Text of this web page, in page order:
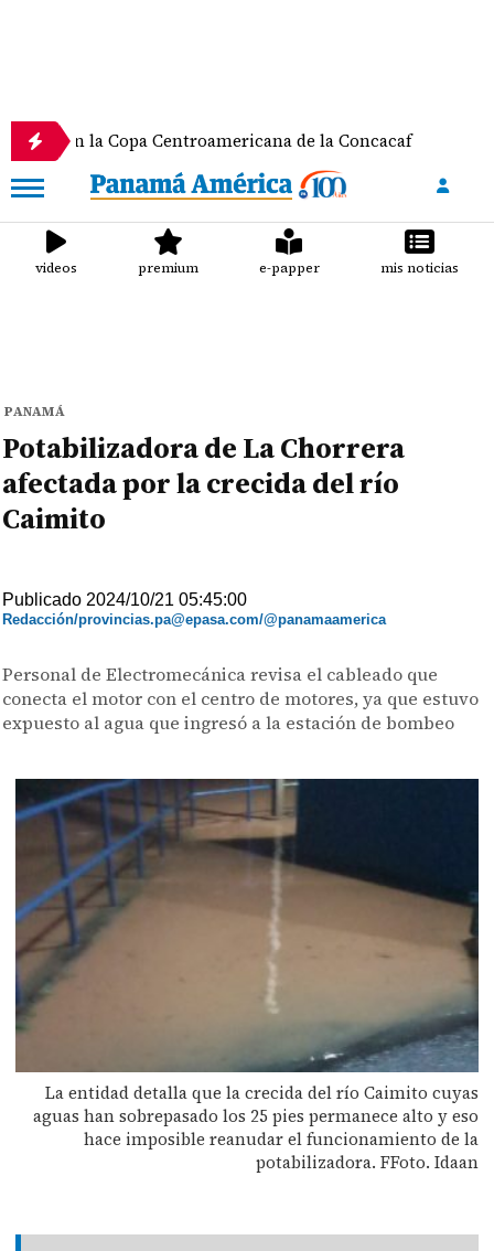
en la Copa Centroamericana de la Concacaf
videos premium e-papper mis noticias
PANAMÁ
Potabilizadora de La Chorrera
afectada por la crecida del río
Caimito
Publicado 2024/10/21 05:45:00
Redacción/provincias.pa@epasa.com/@panamaamerica
Personal de Electromecánica revisa el cableado que
conecta el motor con el centro de motores, ya que estuvo
expuesto al agua que ingresó a la estación de bombeo
La entidad detalla que la crecida del río Caimito cuyas
aguas han sobrepasado los 25 pies permanece alto y eso
hace imposible reanudar el funcionamiento de la
potabilizadora. FFoto. Idaan